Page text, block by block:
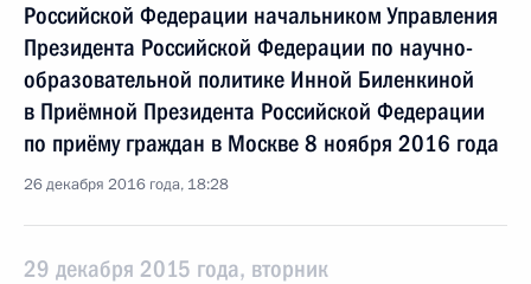
Российской Федерации начальником Управления
Президента Российской Федерации по научно-
образовательной политике Инной Биленкиной
в Приёмной Президента Российской Федерации
по приёму граждан в Москве 8 ноября 2016 года
26 декабря 2016 года, 18:28
29 декабря 2015 года, вторник